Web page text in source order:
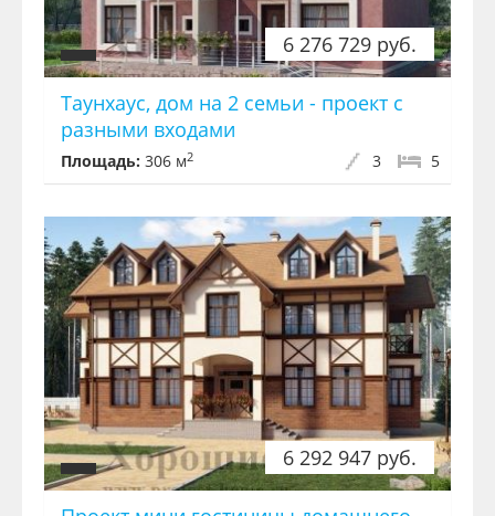
6 276 729 руб.
Таунхаус, дом на 2 семьи - проект с
разными входами
Площадь: 306 м2 5
3
6 292 947 руб.